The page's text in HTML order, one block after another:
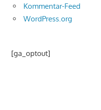
Kommentar-Feed
WordPress.org
[ga_optout]